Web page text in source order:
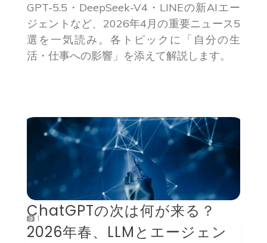
GPT-5.5・DeepSeek-V4・LINEの新AIエー
ジェントなど、2026年4月の重要ニュース5
選を一気読み。各トピックに「自分の生
活・仕事への影響」を添えて解説します。
1
ChatGPTの次は何が来る？
2026年春、LLMとエージェン